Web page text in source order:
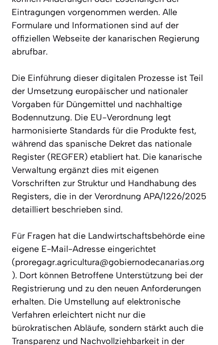
Eintragungen vorgenommen werden. Alle
Formulare und Informationen sind auf der
offiziellen Webseite der kanarischen Regierung
abrufbar.
Die Einführung dieser digitalen Prozesse ist Teil
der Umsetzung europäischer und nationaler
Vorgaben für Düngemittel und nachhaltige
Bodennutzung. Die EU-Verordnung legt
harmonisierte Standards für die Produkte fest,
während das spanische Dekret das nationale
Register (REGFER) etabliert hat. Die kanarische
Verwaltung ergänzt dies mit eigenen
Vorschriften zur Struktur und Handhabung des
Registers, die in der Verordnung APA/1226/2025
detailliert beschrieben sind.
Für Fragen hat die Landwirtschaftsbehörde eine
eigene E-Mail-Adresse eingerichtet
(proregagr.agricultura@gobiernodecanarias.org
). Dort können Betroffene Unterstützung bei der
Registrierung und zu den neuen Anforderungen
erhalten. Die Umstellung auf elektronische
Verfahren erleichtert nicht nur die
bürokratischen Abläufe, sondern stärkt auch die
Transparenz und Nachvollziehbarkeit in der